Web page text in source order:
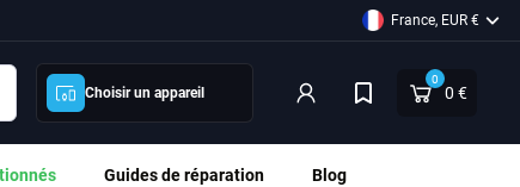
France, EUR €
Choisir un appareil
0
0 €
Guides de réparation Blog